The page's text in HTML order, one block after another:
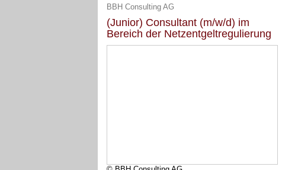
BBH Consulting AG
(Junior) Consultant (m/w/d) im
Bereich der Netzentgeltregulierung